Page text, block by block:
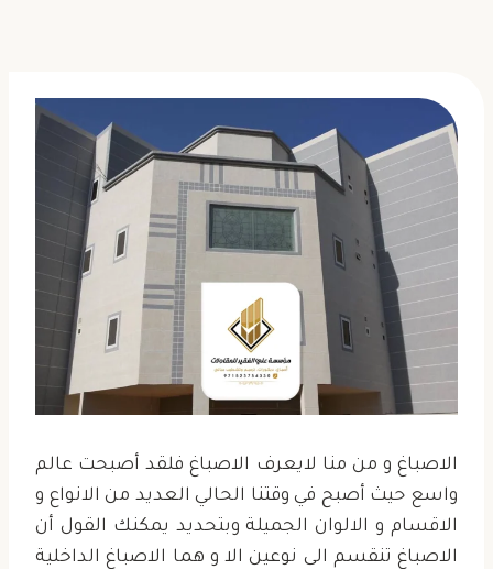
الاصباغ و من منا لايعرف الاصباغ فلقد أصبحت عالم
واسع حيث أصبح في وقتنا الحالي العديد من الانواع و
الاقسام و الالوان الجميلة وبتحديد يمكنك القول أن
الاصباغ تنقسم الى نوعين الا و هما الاصباغ الداخلية